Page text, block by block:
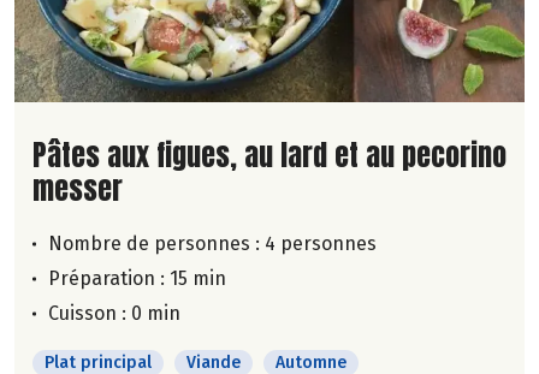
Lire la suite de la recette
Pâtes aux figues, au lard et au pecorino
messer
Nombre de personnes : 4 personnes
Préparation : 15 min
Cuisson : 0 min
Plat principal Viande Automne